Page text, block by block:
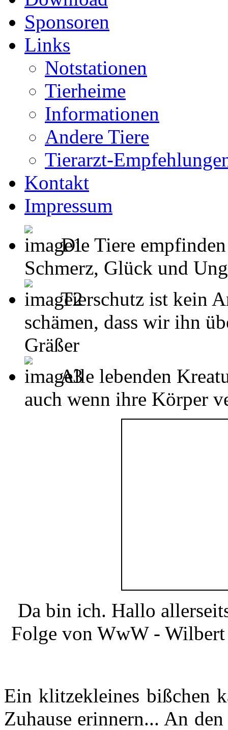
Sponsoren
Links
Notstationen
Tierheime
Informationen
Andere Tiere
Tierarzt-
Kontakt
Impressum
Die Tiere
Schmerz, Glück und
Tierschutz ist kein
schämen, dass wir ihn
Gräßer
Alle lebenden
auch wenn ihre Körper
Da bin ich. Hallo
Folge von WwW -
Ein klitzekleines bißchen
Zuhause erinnern... An